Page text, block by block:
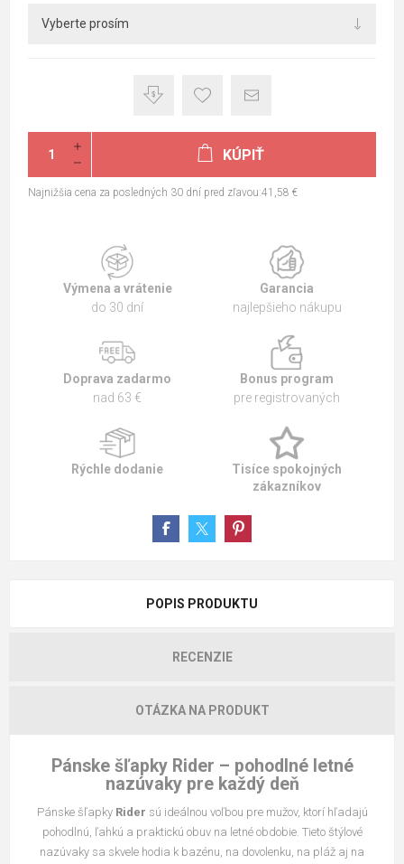
KÚPIŤ
Najnižšia cena za posledných 30 dní pred zľavou:41,58 €
Výmena a vrátenie
do 30 dní
Garancia
najlepšieho nákupu
Doprava zadarmo
nad 63 €
Bonus program
pre registrovaných
Rýchle dodanie
Tisíce spokojných
zákazníkov
POPIS PRODUKTU
RECENZIE
OTÁZKA NA PRODUKT
Pánske šľapky Rider – pohodlné letné
nazúvaky pre každý deň
Pánske šľapky Rider sú ideálnou voľbou pre mužov, ktorí hľadajú
pohodlnú, ľahkú a praktickú obuv na letné obdobie. Tieto štýlové
nazúvaky sa skvele hodia k bazénu, na dovolenku, na pláž aj na